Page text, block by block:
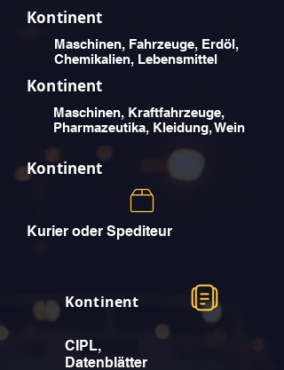
Kontinent
Maschinen, Fahrzeuge, Erdöl,
Chemikalien, Lebensmittel
Kontinent
Maschinen, Kraftfahrzeuge,
Pharmazeutika, Kleidung, Wein
Kontinent
Kurier oder Spediteur
Kontinent
CIPL,
Datenblätter